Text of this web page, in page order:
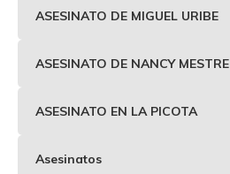
ASESINATO DE MIGUEL URIBE
ASESINATO DE NANCY MESTRE
ASESINATO EN LA PICOTA
Asesinatos